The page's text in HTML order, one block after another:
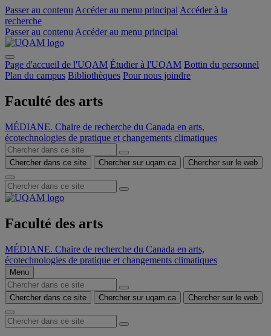
Passer au contenu Accéder au menu principal Accéder à la
recherche
Passer au contenu Accéder au menu principal
Page d'accueil de l'UQAM Étudier à l'UQAM Bottin du personnel
Plan du campus Bibliothèques Pour nous joindre
Faculté des arts
MÉDIANE. Chaire de recherche du Canada en arts,
écotechnologies de pratique et changements climatiques
Chercher dans ce site Chercher sur uqam.ca Chercher sur le web
Faculté des arts
MÉDIANE. Chaire de recherche du Canada en arts,
écotechnologies de pratique et changements climatiques
Menu
Chercher dans ce site Chercher sur uqam.ca Chercher sur le web